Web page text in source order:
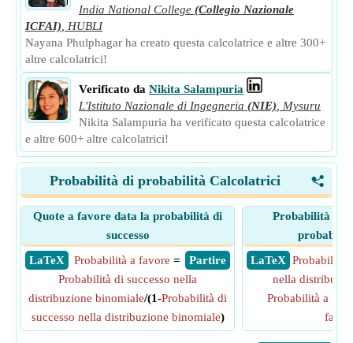
India National College (Collegio Nazionale
ICFAI)
HUBLI
Nayana Phulphagar ha creato questa calcolatrice e altre 300+
altre calcolatrici!
Verificato da Nikita Salampuria
L'Istituto Nazionale di Ingegneria (NIE)
Mysuru
Nikita Salampuria ha verificato questa calcolatrice
e altre 600+ altre calcolatrici!
<
Probabilità di probabilità Calcolatrici
Quote a favore data la probabilità di
successo
​ LaTeX
​ Partire
Probabilità a favore =
Probabilità di successo nella
distribuzione binomiale/(1-Probabilità di
successo nella distribuzione binomiale)
Probabilità di
​ LaTeX Probabilità
nella
Probabilità a